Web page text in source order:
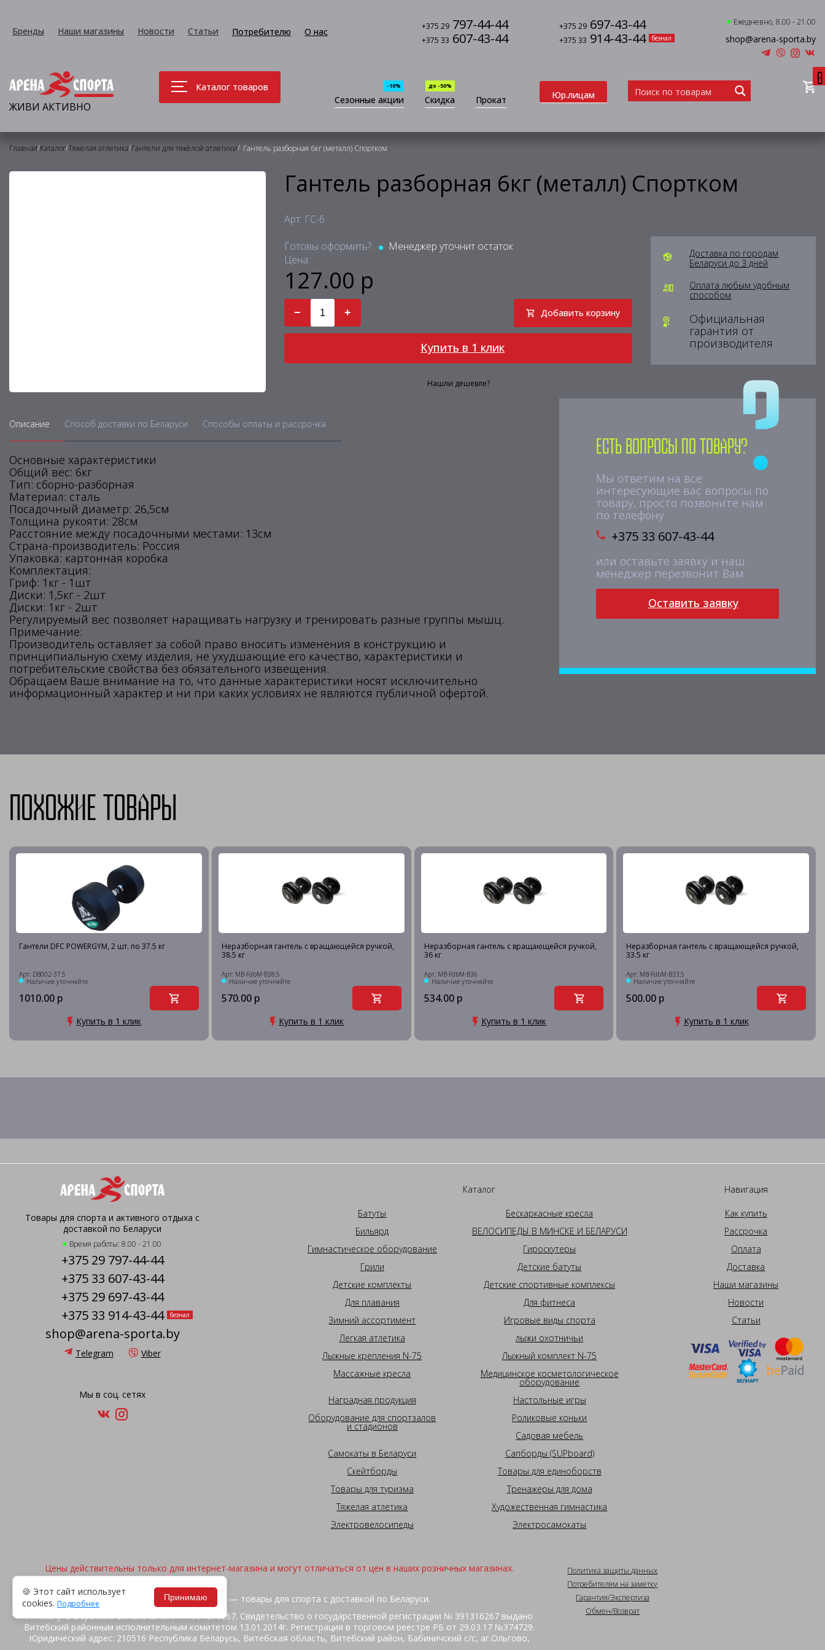
Бренды Наши магазины Новости Статьи Потребителю О нас +375 29 797-44-44 +375 29 697-43-44
+375 33 607-43-44 +375 33 914-43-44 безнал
Ежедневно, 8.00 - 21.00
shop@arena-sporta.by
ЖИВИ АКТИВНО
Каталог товаров
Сезонные акции
-10%
Скидка
до -50%
Прокат Юр.лицам
0
Главная/Каталог/Тяжелая атлетика/Гантели для тяжёлой атлетики/ Гантель разборная 6кг (металл) Спортком
Гантель разборная 6кг (металл) Спортком
Арт: ГС-6
Готовы оформить?:
Менеджер уточнит остаток
Цена:
127.00 р
− + Добавить корзину
Купить в 1 клик
Нашли дешевле?
Доставка по городам
Беларуси до 3 дней
Оплата любым удобным
способом
Официальная
гарантия от
производителя
Описание Способ доставки по Беларуси Способы оплаты и рассрочка
Основные характеристики
Общий вес: 6кг
Тип: сборно-разборная
Материал: сталь
Посадочный диаметр: 26,5см
Толщина рукояти: 28см
Расстояние между посадочными местами: 13см
Страна-производитель: Россия
Упаковка: картонная коробка
Комплектация:
Гриф: 1кг - 1шт
Диски: 1,5кг - 2шт
Диски: 1кг - 2шт
Регулируемый вес позволяет наращивать нагрузку и тренировать разные группы мышц.
Примечание:
Производитель оставляет за собой право вносить изменения в конструкцию и
принципиальную схему изделия, не ухудшающие его качество, характеристики и
потребительские свойства без обязательного извещения.
Обращаем Ваше внимание на то, что данные характеристики носят исключительно
информационный характер и ни при каких условиях не являются публичной офертой.
Есть вопросы по товару?
Мы ответим на все
интересующие вас вопросы по
товару, просто позвоните нам
по телефону
+375 33 607-43-44
или оставьте заявку и наш
менеджер перезвонит Вам
Оставить заявку
Похожие товары
Гантели DFC POWERGYM, 2 шт. по 37.5 кг
Арт: DB002-37.5
Наличие уточняйте
1010.00 р
Купить в 1 клик
Неразборная гантель c вращающейся ручкой,
38.5 кг
Арт: MB-FdbM-B38,5
Наличие уточняйте
570.00 р
Купить в 1 клик
Неразборная гантель c вращающейся ручкой,
36 кг
Арт: MB-FdbM-B36
Наличие уточняйте
534.00 р
Купить в 1 клик
Неразборная гантель c вращающейся ручкой,
33.5 кг
Арт: MB-FdbM-B33,5
Наличие уточняйте
500.00 р
Купить в 1 клик
Товары для спорта и активного отдыха с
доставкой по Беларуси
Время работы: 8.00 - 21.00
+375 29 797-44-44
+375 33 607-43-44
+375 29 697-43-44
+375 33 914-43-44
безнал
shop@arena-sporta.by
Telegram Viber
Мы в соц. сетях
Каталог
Батуты
Бескаркасные кресла
Бильярд
ВЕЛОСИПЕДЫ В МИНСКЕ И БЕЛАРУСИ
Гимнастическое оборудование
Гироскутеры
Грили
Детские батуты
Детские комплекты
Детские спортивные комплексы
Для плавания
Для фитнеса
Зимний ассортимент
Игровые виды спорта
Легкая атлетика
лыжи охотничьи
Лыжные крепления N-75
Лыжный комплект N-75
Массажные кресла
Медицинское косметологическое
оборудование
Наградная продукция
Настольные игры
Оборудование для спортзалов
и стадионов
Роликовые коньки
Садовая мебель
Самокаты в Беларуси
Сапборды (SUPboard)
Скейтборды
Товары для единоборств
Товары для туризма
Тренажеры для дома
Тяжелая атлетика
Художественная гимнастика
Электровелосипеды
Электросамокаты
Навигация
Как купить
Рассрочка
Оплата
Доставка
Наши магазины
Новости
Статьи
Цены действительны только для интернет-магазина и могут отличаться от цен в наших розничных магазинах.
2026, © "Арена спорта" — товары для спорта с доставкой по Беларуси.
ИП Жакуть Вероника Витальевна. УНП 391316267. Свидетельство о государственной регистрации № 391316267 выдано
Витебский районным исполнительным комитетом 13.01.2014г. Регистрация в торговом реестре РБ от 29.03.17 №374729.
Юридический адрес: 210516 Республика Беларусь, Витебская область, Витебский район, Бабиничский с/с, аг.Ольгово,
Политика защиты данных
Потребителям на заметку
Гарантия/Экспертиза
Обмен/Возврат
🍪 Этот сайт использует
cookies. Подробнее
Принимаю